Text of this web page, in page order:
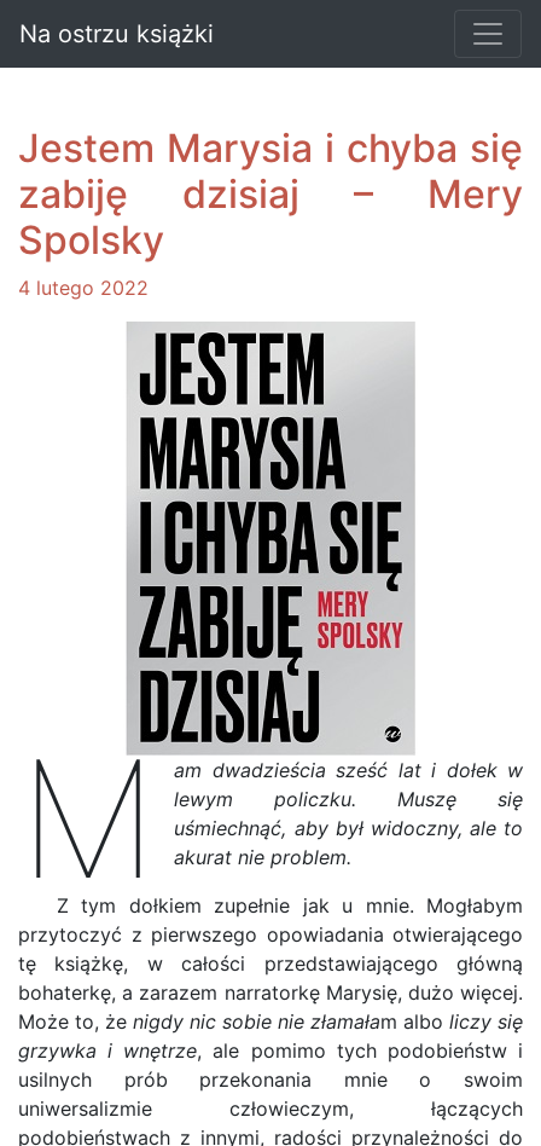
Na ostrzu książki
Jestem Marysia i chyba się
zabiję dzisiaj – Mery
Spolsky
4 lutego 2022
M
am dwadzieścia sześć lat i dołek w
lewym policzku. Muszę się
uśmiechnąć, aby był widoczny, ale to
akurat nie problem.
Z tym dołkiem zupełnie jak u mnie. Mogłabym
przytoczyć z pierwszego opowiadania otwierającego
tę książkę, w całości przedstawiającego główną
bohaterkę, a zarazem narratorkę Marysię, dużo więcej.
Może to, że nigdy nic sobie nie złamałam albo liczy się
grzywka i wnętrze, ale pomimo tych podobieństw i
usilnych prób przekonania mnie o swoim
uniwersalizmie człowieczym, łączących
podobieństwach z innymi, radości przynależności do